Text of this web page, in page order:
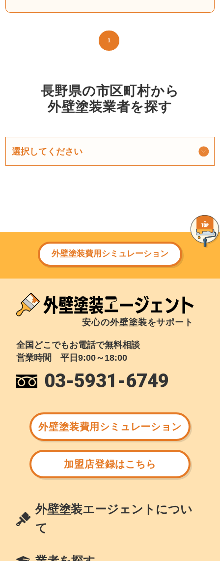
1
長野県の市区町村から
外壁塗装業者を探す
外壁塗装費用シミュレーション
安心の外壁塗装をサポート
全国どこでもお電話で無料相談
営業時間 平日9:00～18:00
03-5931-6749
外壁塗装費用シミュレーション
加盟店登録はこちら
外壁塗装エージェントについ
て